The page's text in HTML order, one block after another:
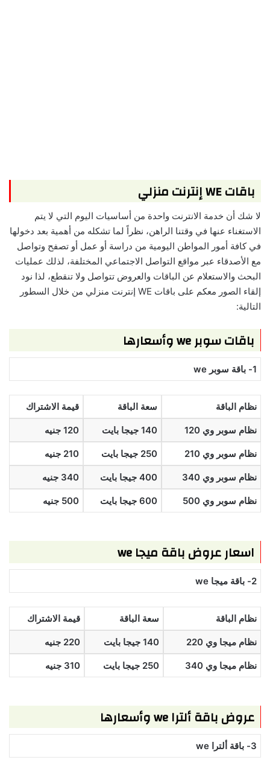
باقات WE إنترنت منزلي
لا شك أن خدمة الانترنت واحدة من أساسيات اليوم التي لا يتم
الاستغناء عنها في وقتنا الراهن، نظراً لما تشكله من أهمية بعد دخولها
في كافة أمور المواطن اليومية من دراسة أو عمل أو تصفح وتواصل
مع الأصدقاء عبر مواقع التواصل الاجتماعي المختلفة، لذلك عمليات
البحث والاستعلام عن الباقات والعروض تتواصل ولا تنقطع، لذا نود
إلقاء الصور معكم على باقات WE إنترنت منزلي من خلال السطور
التالية:
باقات سوبر we وأسعارها
1- باقة سوبر we
نظام الباقة سعة الباقة قيمة الاشتراك
نظام سوبر وي 120 140 جيجا بايت 120 جنيه
نظام سوبر وي 210 250 جيجا بايت 210 جنيه
نظام سوبر وي 340 400 جيجا بايت 340 جنيه
نظام سوبر وي 500 600 جيجا بايت 500 جنيه
اسعار عروض باقة ميجا we
2- باقة ميجا we
نظام الباقة سعة الباقة قيمة الاشتراك
نظام ميجا وي 220 140 جيجا بايت 220 جنيه
نظام ميجا وي 340 250 جيجا بايت 310 جنيه
عروض باقة ألترا we وأسعارها
3- باقة ألترا we